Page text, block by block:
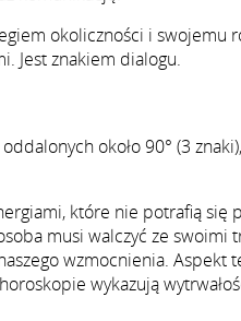
okoliczności i swojemu
Jest znakiem dialogu.
około 90° (3
które nie potrafią się
musi walczyć ze swoimi
wzmocnienia. Aspekt
wykazują